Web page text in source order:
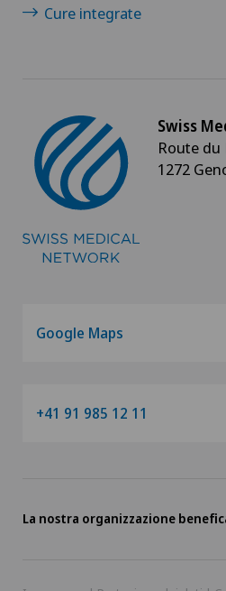
Cure integrate
Swiss
Route du
1272
Google Maps
+41 91 985 12 11
La nostra organizzazione